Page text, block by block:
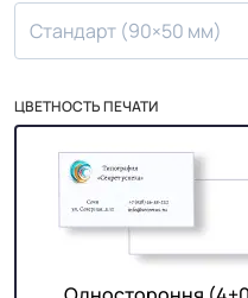
Стандарт (90×50 мм)
ЦВЕТНОСТЬ ПЕЧАТИ